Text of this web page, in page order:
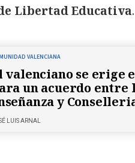
Libertad Educativa.
VALENCIANA
valenciano se erige
un acuerdo entre
y
LUIS ARNAL